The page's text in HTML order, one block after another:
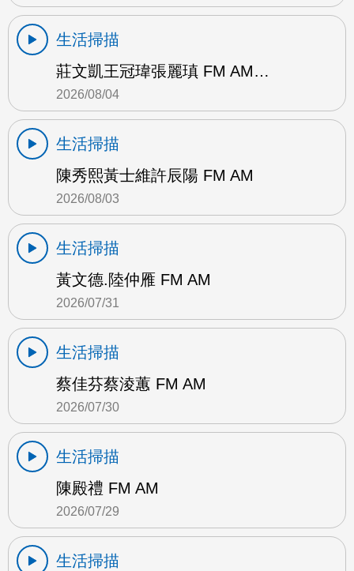
生活掃描
莊文凱王冠瑋張麗瑱 FM AM…
2026/08/04
生活掃描
陳秀熙黃士維許辰陽 FM AM
2026/08/03
生活掃描
黃文德.陸仲雁 FM AM
2026/07/31
生活掃描
蔡佳芬蔡淩蕙 FM AM
2026/07/30
生活掃描
陳殿禮 FM AM
2026/07/29
生活掃描